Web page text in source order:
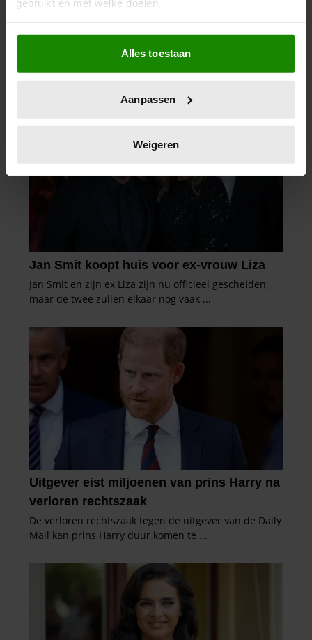
gebruikt en met welke doelen.
Als u het toestaat, willen we ook graag:
Informatie verzamelen over uw geografische
locatie, die tot een paar meter nauwkeurig kan zijn
scannen op specifieke eigenschappen (fingerprinting)
verwerkt en stel uw voorkeuren in het
intrekken in de Cookieverklaring.
We gebruiken cookies om content en advertenties te
personaliseren, om functies voor social media te bieden
en om ons websiteverkeer te analyseren. Ook delen we
informatie over uw gebruik van onze site met onze
partners voor social media, adverteren en analyse. Deze
partners kunnen deze gegevens combineren met andere
verzameld op basis van uw gebruik van hun services. U
gaat akkoord met onze cookies als u onze website blijft
gebruiken.
Alles toestaan
Aanpassen
Weigeren
COMMUNICEREN’